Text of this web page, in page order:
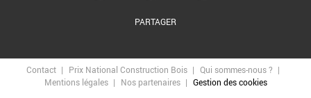
PARTAGER
Contact Prix National Construction Bois
Qui sommes-nous ?
Mentions légales
Nos partenaires Gestion des cookies